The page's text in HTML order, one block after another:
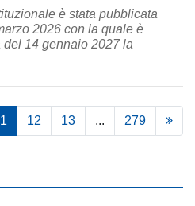
è stata pubblicata
2026 con la quale è
del 14 gennaio 2027 la
12 13 ... 279